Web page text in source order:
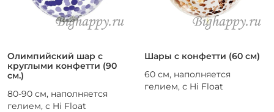
Олимпийский шар с
круглыми конфетти (90
см.)
80-90 см, наполняется
гелием, с Hi Float
Шары с конфетти (60 см)
60 см, наполняется
гелием, с Hi Float